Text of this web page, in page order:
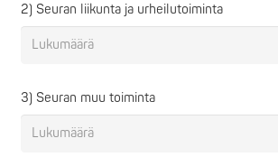
2) Seuran liikunta ja urheilutoiminta
3) Seuran muu toiminta